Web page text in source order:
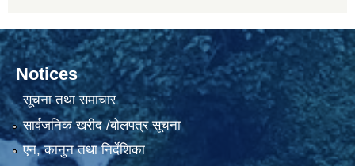
Notices
सूचना तथा समाचार
सार्वजनिक खरीद /बोलपत्र सूचना
एन, कानुन तथा निर्देशिका